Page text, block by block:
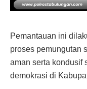
Pemantauan ini
proses pemungutan
aman serta kondusif
demokrasi di